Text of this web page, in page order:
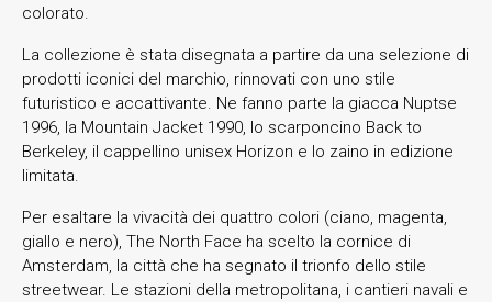
colorato.
La collezione è stata disegnata a partire da una selezione di
prodotti iconici del marchio, rinnovati con uno stile
futuristico e accattivante. Ne fanno parte la giacca Nuptse
1996, la Mountain Jacket 1990, lo scarponcino Back to
Berkeley, il cappellino unisex Horizon e lo zaino in edizione
limitata.
Per esaltare la vivacità dei quattro colori (ciano, magenta,
giallo e nero), The North Face ha scelto la cornice di
Amsterdam, la città che ha segnato il trionfo dello stile
streetwear. Le stazioni della metropolitana, i cantieri navali e